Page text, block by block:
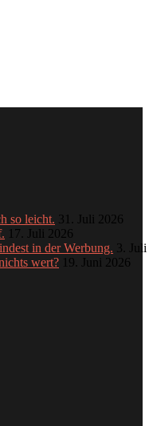
so leicht. 31. Juli 2026
17. Juli 2026
in der Werbung. 3.
wert? 19. Juni 2026